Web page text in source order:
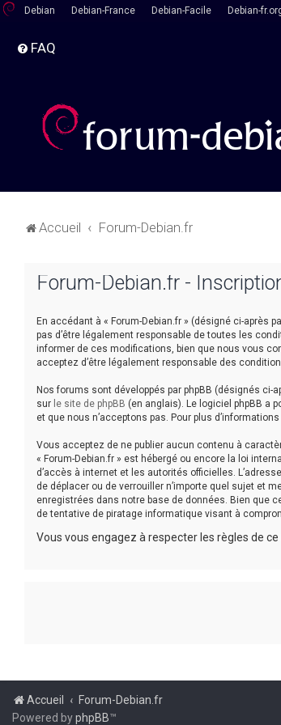
Debian Debian-France Debian-Facile Debian-
FAQ
Accueil Forum-Debian.fr
Forum-Debian.fr -
En accédant à « Forum-Debian.fr » (désigné ci-après
pas d’être légalement responsable de toutes les
informer de ces modifications, bien que nous vous
acceptez d’être légalement responsable des
Nos forums sont développés par phpBB (désignés
sur le site de phpBB (en anglais). Le logiciel phpBB a
et que nous n’acceptons pas. Pour plus
Vous acceptez de ne publier aucun contenu à
« Forum-Debian.fr » est hébergé ou encore la loi
d’accès à internet et les autorités officielles.
de déplacer ou de verrouiller n’importe quel sujet et
enregistrées dans notre base de données. Bien que
de tentative de piratage informatique visant à
Vous vous engagez à respecter les règles de
Accueil Forum-Debian.fr
Powered byphpBB™